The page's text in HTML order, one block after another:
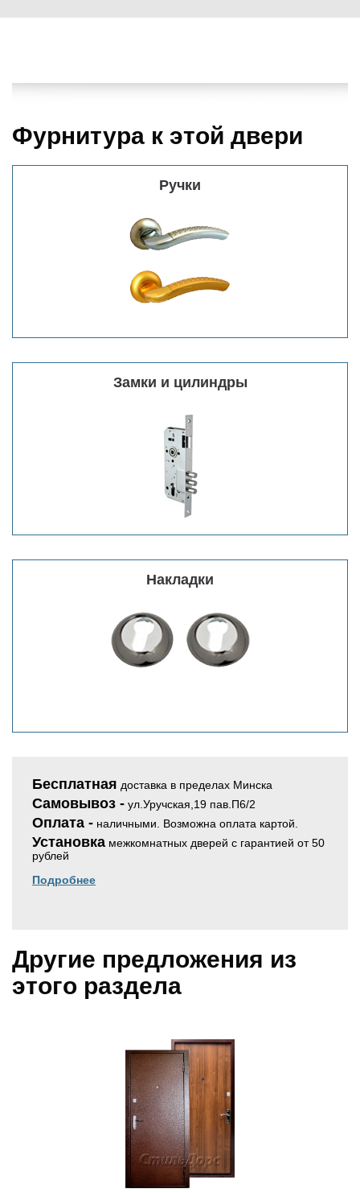
Фурнитура к этой двери
Ручки
Замки и цилиндры
Накладки
Бесплатная доставка в пределах Минска
Самовывоз - ул.Уручская,19 пав.П6/2
Оплата - наличными. Возможна оплата картой.
Установка межкомнатных дверей с гарантией от 50
рублей
Подробнее
Другие предложения из
этого раздела